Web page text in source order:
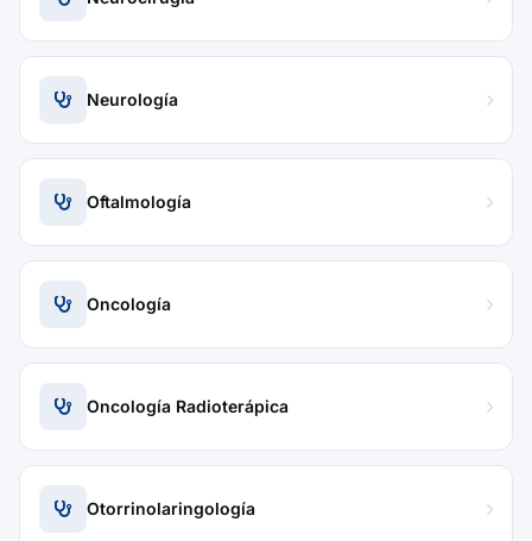
Neurología
Oftalmología
Oncología
Oncología Radioterápica
Otorrinolaringología